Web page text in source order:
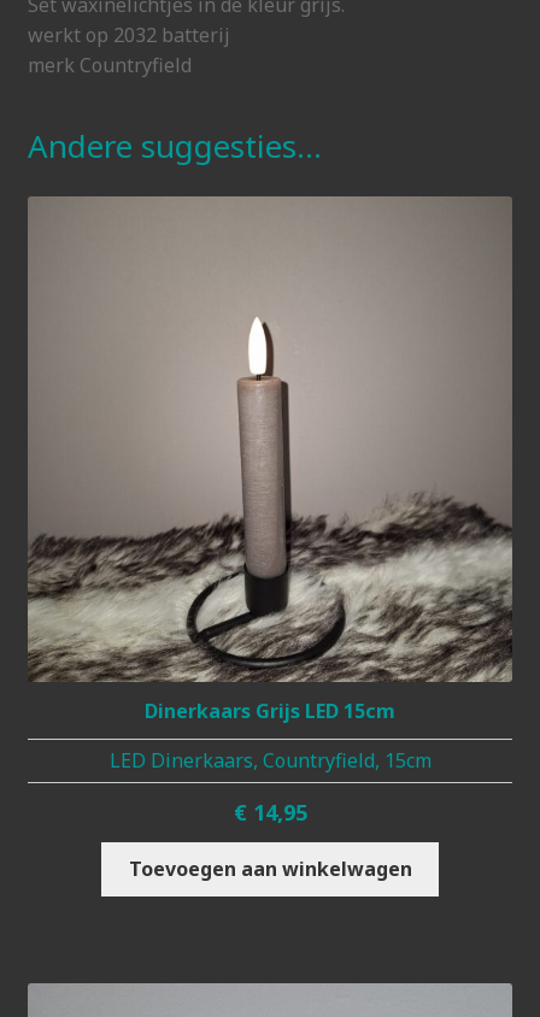
werkt op 2032 batterij
merk Countryfield
Andere suggesties…
Dinerkaars Grijs LED 15cm
LED Dinerkaars, Countryfield, 15cm
€ 14,95
Toevoegen aan winkelwagen